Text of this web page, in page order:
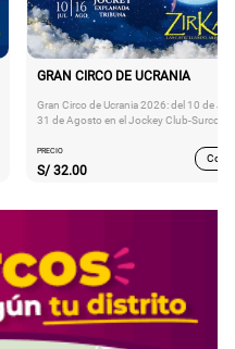
GRAN CIRCO DE UCRANIA
Gran Circo de Ucrania 2026: del 10 de
31 de Agosto en el Jockey Club-Surco
PRECIO
S/ 32.00